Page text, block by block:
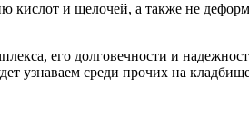
кислот и щелочей, а также не
его долговечности и
узнаваем среди прочих на